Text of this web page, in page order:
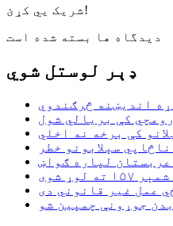
شریک یي کړئ!
دیدگاه ها بسته شده است
ډېر لوستل شوي
اندیښنه څرګندوي
کې بريالي شول
کې برخه نه اخلي
سېلابونو خطر
لپاره ګواښ
شوی
عمل غیر قانوني دی
جوړونې چمپین شو